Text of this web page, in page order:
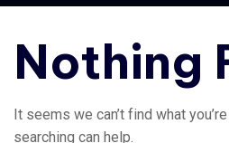
Nothing
It seems we can’t find what
searching can help.